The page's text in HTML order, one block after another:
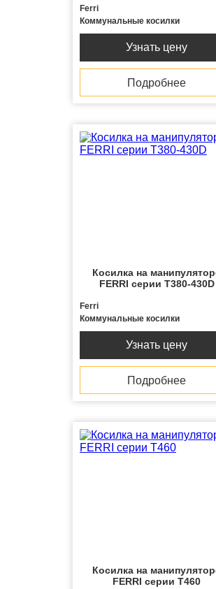
Ferri
Коммунальные косилки
Узнать цену
Подробнее
Косилка на
FERRI серии T380-430D
Ferri
Коммунальные косилки
Узнать цену
Подробнее
Косилка на
FERRI серии T460